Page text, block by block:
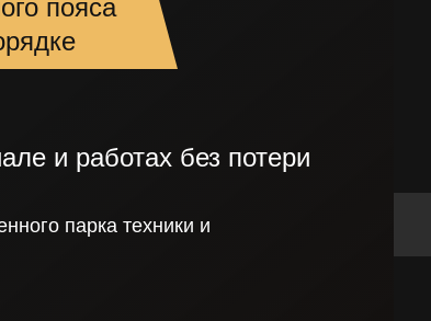
пояса
и работах без потери
парка техники и